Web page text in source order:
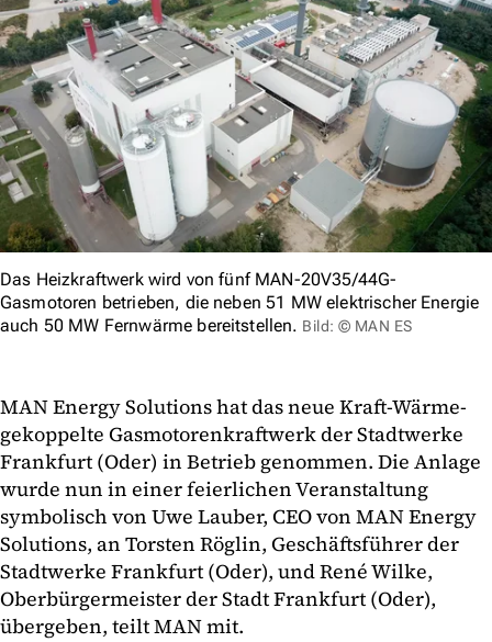
Das Heizkraftwerk wird von fünf MAN-20V35/44G-
Gasmotoren betrieben, die neben 51 MW elektrischer Energie
auch 50 MW Fernwärme bereitstellen. Bild: © MAN ES
MAN Energy Solutions hat das neue Kraft-Wärme-
gekoppelte Gasmotorenkraftwerk der Stadtwerke
Frankfurt (Oder) in Betrieb genommen. Die Anlage
wurde nun in einer feierlichen Veranstaltung
symbolisch von Uwe Lauber, CEO von MAN Energy
Solutions, an Torsten Röglin, Geschäftsführer der
Stadtwerke Frankfurt (Oder), und René Wilke,
Oberbürgermeister der Stadt Frankfurt (Oder),
übergeben, teilt MAN mit.